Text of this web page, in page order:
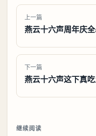
上一篇
燕云十六声周年庆
下一篇
燕云十六声这下真
继续阅读